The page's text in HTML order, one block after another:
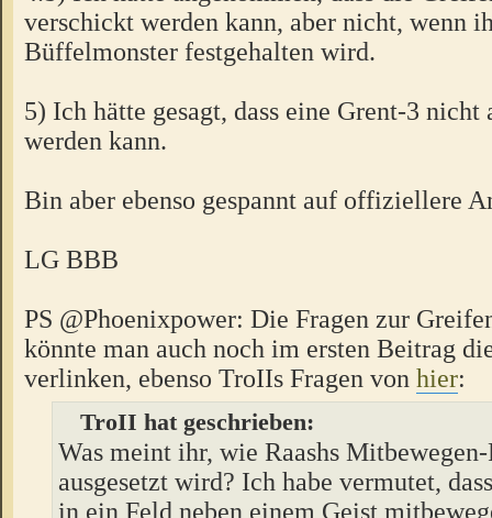
verschickt werden kann, aber nicht, wenn
Büffelmonster festgehalten wird.
5) Ich hätte gesagt, dass eine Grent-3 nicht
werden kann.
Bin aber ebenso gespannt auf offiziellere
LG BBB
PS @Phoenixpower: Die Fragen zur
könnte man auch noch im ersten Beitrag
verlinken, ebenso TroIIs Fragen von hier:
TroII hat geschrieben:
Was meint ihr, wie Raashs
ausgesetzt wird? Ich habe vermutet,
in ein Feld neben einem Geist